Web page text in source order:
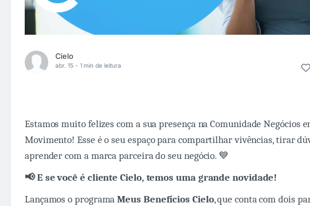
Cielo
abr. 15 - 1 min de leitura
Estamos muito felizes com a sua presença na Comunidade Negócios
Movimento! Esse é o seu espaço para compartilhar vivências, tirar
aprender com a marca parceira do seu negócio. 💙
📢 E se você é cliente Cielo, temos uma grande novidade!
Lançamos o programaMeus Benefícios Cielo, que conta com dois